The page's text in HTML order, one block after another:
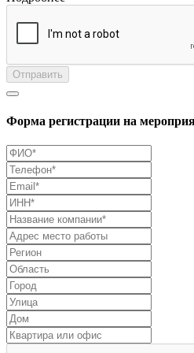
Отправить
Форма регистрации на